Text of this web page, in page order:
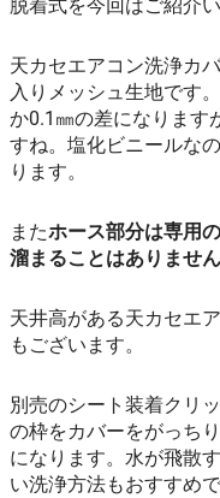
脱着式を今回はご紹介い
天カセエアコン洗浄カ
入りメッシュ生地です
か0.1㎜の差になります
すね。塩化ビニールな
ります。
またホース部分は専用
溜まることはありません
天井高がある天カセエ
もございます。
別売のシート装着クリ
の枠をカバーをがっち
になります。水が飛散
い洗浄方法もおすすめで